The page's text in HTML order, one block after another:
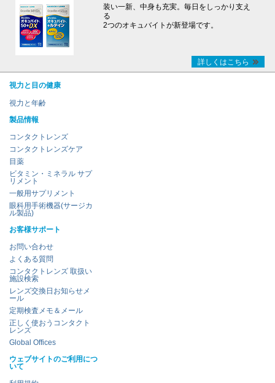
装い一新、中身も充実。毎日をしっかり支え
る
2つのオキュバイトが新登場です。
詳しくはこちら
視力と目の健康
視力と年齢
製品情報
コンタクトレンズ
コンタクトレンズケア
目薬
ビタミン・ミネラル サプ
リメント
一般用サプリメント
眼科用手術機器(サージカ
ル製品)
お客様サポート
お問い合わせ
よくある質問
コンタクトレンズ 取扱い
施設検索
レンズ交換日お知らせメ
ール
定期検査メモ＆メール
正しく使おうコンタクト
レンズ
Global Offices
ウェブサイトのご利用につ
いて